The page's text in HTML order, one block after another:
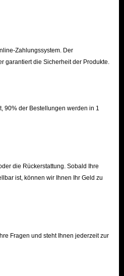
an, damit wir uns anmelden und
beim Spiel anmelden sollten.
zu verkaufen
verstehen, wie wichtig es ist,
Premium Gazette zu haben, um im
Zahlungssystem. Der
garantiert die Sicherheit der Produkte.
90% der Bestellungen werden in 1
die Rückerstattung. Sobald Ihre
ist, können wir Ihnen Ihr Geld zu
Fragen und steht Ihnen jederzeit zur